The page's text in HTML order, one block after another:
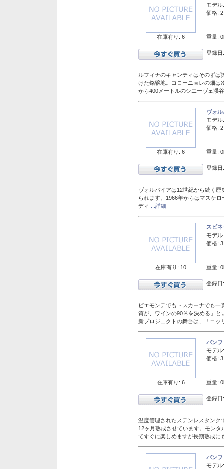
在庫有り: 6
モデル:
価格:
重量:
登録
ルフィナのキャンティはそのず
けた銘醸地。コローニョレの畑は
から400メートルのシエーヴェ渓
在庫有り: 6
ヴォ
モデル:
価格:
重量:
登録
ヴォルパイアは12世紀から続く
られます。1966年からはマスケ
ディ
...詳細
在庫有り: 10
スピ
モデル:
価格:
重量:
登録
ピエモンテでもトスカーナでも
質が、ワインの90％を決める」
新プロジェクトの舞台は、「コ
在庫有り: 6
バン
モデル:
価格:
重量:
登録
温度管理されたステンレスタンク
12ヶ月熟成させています。モン
てすぐに楽しめますが長期熟成に
バン
モデル: